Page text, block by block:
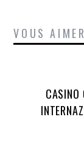
VOUS
CASINO